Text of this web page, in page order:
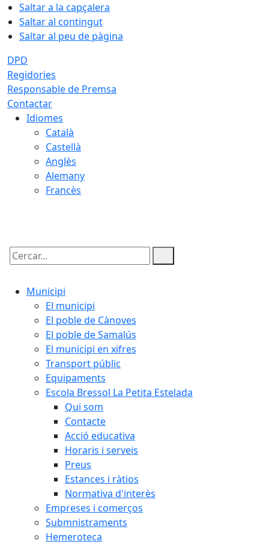
Saltar a la capçalera
Saltar al contingut
Saltar al peu de pàgina
DPD
Regidories
Responsable de Premsa
Contactar
Idiomes
Català
Castellà
Anglès
Alemany
Francès
Cercar:
Municipi
El municipi
El poble de Cànoves
El poble de Samalús
El municipi en xifres
Transport públic
Equipaments
Escola Bressol La Petita Estelada
Qui som
Contacte
Acció educativa
Horaris i serveis
Preus
Estances i ràtios
Normativa d'interès
Empreses i comerços
Submnistraments
Hemeroteca